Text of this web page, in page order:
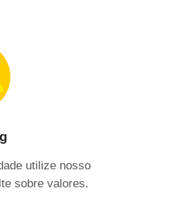
utilize nosso
sobre valores.